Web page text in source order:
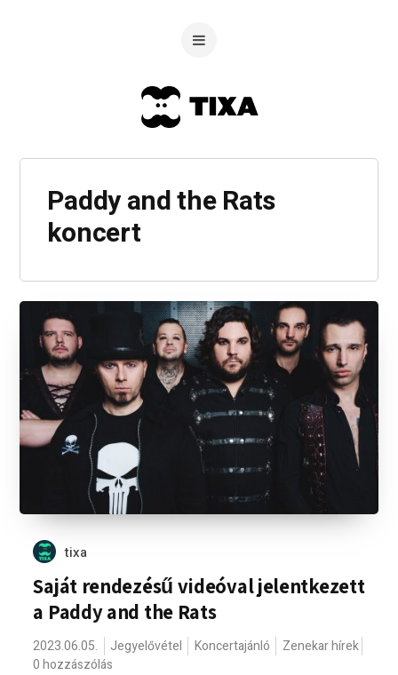
Paddy and the Rats
koncert
tixa
Saját rendezésű videóval jelentkezett
a Paddy and the Rats
2023.06.05. Jegyelővétel Koncertajánló
Zenekar hírek
0 hozzászólás